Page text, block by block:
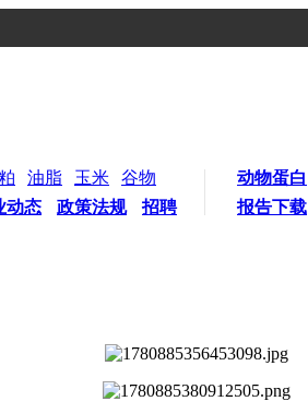
油脂 玉米
谷物
动态 政策法规 招聘
动物蛋白
报告下载